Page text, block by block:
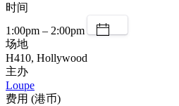
时间
1:00pm – 2:00pm
场地
H410, Hollywood
主办
Loupe
费用 (港币)